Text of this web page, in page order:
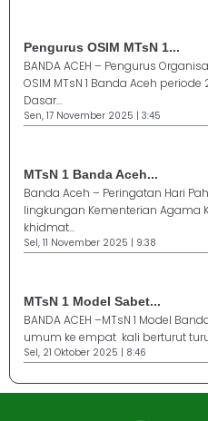
Pengurus OSIM MTsN 1...
BANDA ACEH – Pengurus
OSIM MTsN 1 Banda Aceh
Dasar...
Sen, 17 November 2025 | 3:45
MTsN 1 Banda Aceh...
Banda Aceh – Peringatan Hari
lingkungan Kementerian Agama
khidmat...
Sel, 11 November 2025 | 9:38
MTsN 1 Model Sabet...
BANDA ACEH –MTsN 1 Model
umum ke empat kali berturut
Sel, 21 Oktober 2025 | 8:46